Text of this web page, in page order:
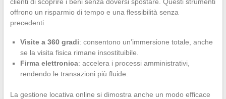
offrono un risparmio di tempo e una flessibilità senza
precedenti.
Visite a 360 gradi: consentono un’immersione totale, anche
se la visita fisica rimane insostituibile.
Firma elettronica: accelera i processi amministrativi,
rendendo le transazioni più fluide.
La gestione locativa online si dimostra anche un modo efficace